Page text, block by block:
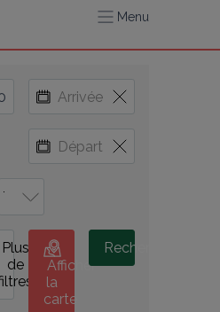
Menu
Plus
de
Afficher
la
carte
Rechercher